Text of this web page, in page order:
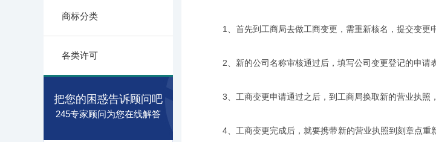
商标分类
各类许可
把您的困惑告诉顾问吧
245专家顾问为您在线解答
1、首先到工商局去做工商变更，需重新核名，提交变更
2、新的公司名称审核通过后，填写公司变更登记的申请
3、工商变更申请通过之后，到工商局换取新的营业执照
4、工商变更完成后，就要携带新的营业执照到刻章点重